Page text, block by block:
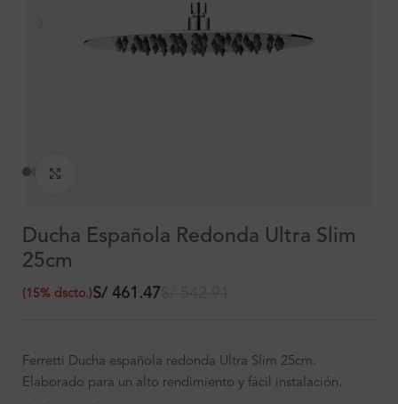
Ducha Española Redonda Ultra Slim
25cm
S/ 461.47
(15% dscto.)
Ferretti Ducha española redonda Ultra Slim 25cm.
Elaborado para un alto rendimiento y fácil instalación.